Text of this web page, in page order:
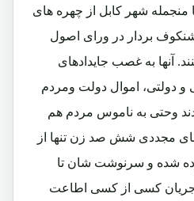
منجمله شهر کابل از چهره های
بردار در ورای اصول
آنها به غصب جایدادهای
دولتی، اموال دولت ومردم
وحتی به ناموس مردم هم
مجددی شش صد زن تنها از
شده و سرنوشت شان تا
کسی از کسی اطاعت